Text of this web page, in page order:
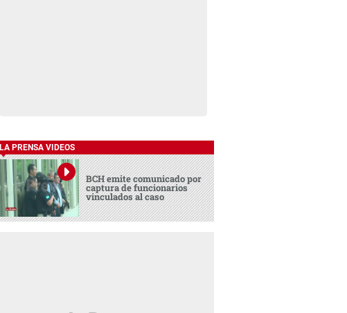
LA PRENSA VIDEOS
BCH emite comunicado por
captura de funcionarios
vinculados al caso